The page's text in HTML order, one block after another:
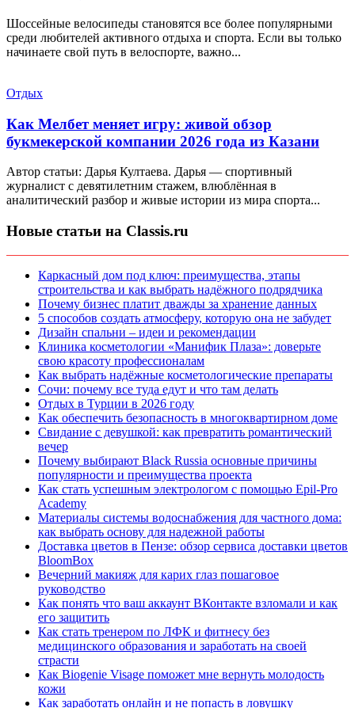
Шоссейные велосипеды становятся все более популярными
среди любителей активного отдыха и спорта. Если вы только
начинаете свой путь в велоспорте, важно...
Отдых
Как Мелбет меняет игру: живой обзор
букмекерской компании 2026 года из Казани
Автор статьи: Дарья Култаева. Дарья — спортивный
журналист с девятилетним стажем, влюблённая в
аналитический разбор и живые истории из мира спорта...
Новые статьи на Classis.ru
Каркасный дом под ключ: преимущества, этапы
строительства и как выбрать надёжного подрядчика
Почему бизнес платит дважды за хранение данных
5 способов создать атмосферу, которую она не забудет
Дизайн спальни – идеи и рекомендации
Клиника косметологии «Манифик Плаза»: доверьте
свою красоту профессионалам
Как выбрать надёжные косметологические препараты
Сочи: почему все туда едут и что там делать
Отдых в Турции в 2026 году
Как обеспечить безопасность в многоквартирном доме
Свидание с девушкой: как превратить романтический
вечер
Почему выбирают Black Russia основные причины
популярности и преимущества проекта
Как стать успешным электрологом с помощью Epil-Pro
Academy
Материалы системы водоснабжения для частного дома:
как выбрать основу для надежной работы
Доставка цветов в Пензе: обзор сервиса доставки цветов
BloomBox
Вечерний макияж для карих глаз пошаговое
руководство
Как понять что ваш аккаунт ВКонтакте взломали и как
его защитить
Как стать тренером по ЛФК и фитнесу без
медицинского образования и заработать на своей
страсти
Как Biogenie Visage поможет мне вернуть молодость
кожи
Как заработать онлайн и не попасть в ловушку